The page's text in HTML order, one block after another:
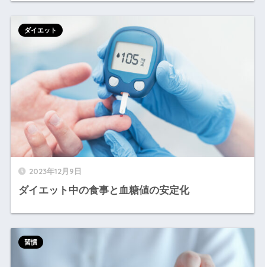
2023年12月9日
ダイエット中の食事と血糖値の安定化
ダイエット
習慣